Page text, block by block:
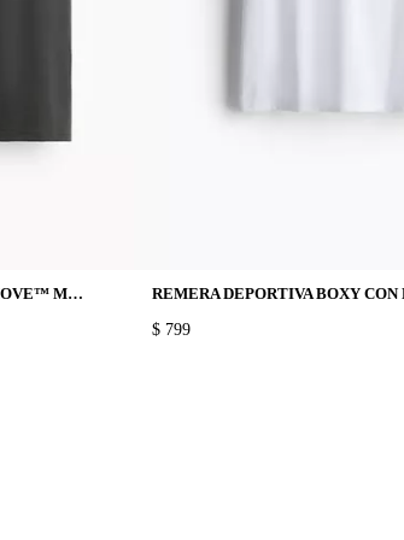
REMERA DEPORTIVA CON DRYMOVE™ MUSCLE FIT
PRICE:
$ 799